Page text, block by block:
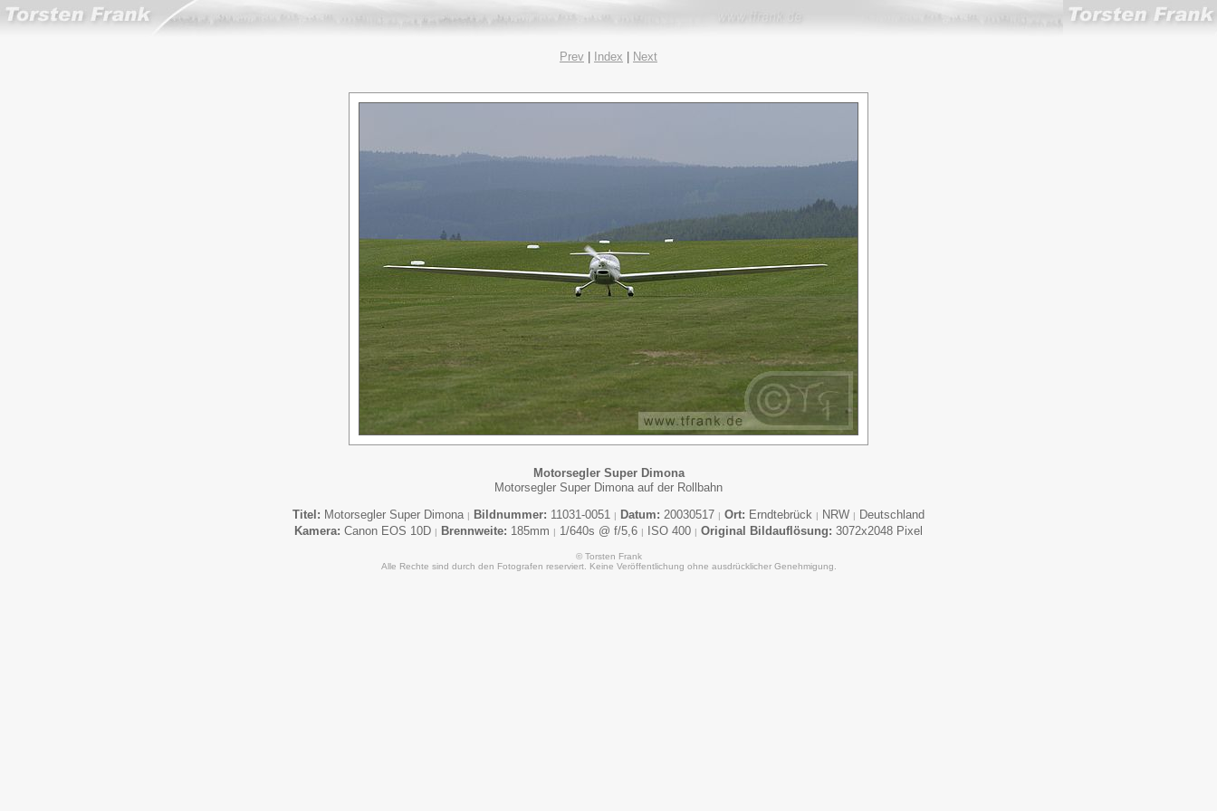
Prev Index Next
Motorsegler Super Dimona
Motorsegler Super Dimona auf der Rollbahn
Titel: Motorsegler Super Dimona | Bildnummer: 11031-0051 | Datum: 20030517 | Ort: Erndtebrück | NRW |
Deutschland
Kamera: Canon EOS 10D | Brennweite: 185mm | 1/640s @ f/5,6 | ISO 400 | Original Bildauflösung: 3072x2048 Pixel
© Torsten Frank
Alle Rechte sind durch den Fotografen reserviert. Keine Veröffentlichung ohne ausdrücklicher Genehmigung.